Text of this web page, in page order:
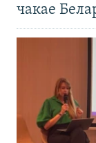
чакае